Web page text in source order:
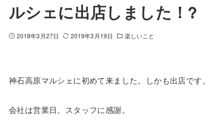
ルシェに出店しました！?
2018年3月27日 2019年3月19日 楽しいこと
神石高原マルシェに初めて来ました。しかも出店です。
会社は営業日。スタッフに感謝。